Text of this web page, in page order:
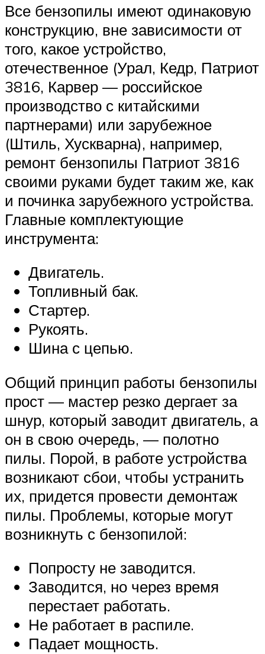
Все бензопилы имеют одинаковую
конструкцию, вне зависимости от
того, какое устройство,
отечественное (Урал, Кедр, Патриот
3816, Карвер — российское
производство с китайскими
партнерами) или зарубежное
(Штиль, Хускварна), например,
ремонт бензопилы Патриот 3816
своими руками будет таким же, как
и починка зарубежного устройства.
Главные комплектующие
инструмента:
Двигатель.
Топливный бак.
Стартер.
Рукоять.
Шина с цепью.
Общий принцип работы бензопилы
прост — мастер резко дергает за
шнур, который заводит двигатель, а
он в свою очередь, — полотно
пилы. Порой, в работе устройства
возникают сбои, чтобы устранить
их, придется провести демонтаж
пилы. Проблемы, которые могут
возникнуть с бензопилой:
Попросту не заводится.
Заводится, но через время
перестает работать.
Не работает в распиле.
Падает мощность.